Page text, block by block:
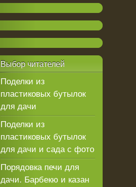
Выборчитателей
Поделки из
пластиковых бутылок
для дачи
Поделки из
пластиковых бутылок
для дачи и сада с фото
Порядовка печи для
дачи. Барбекю и казан